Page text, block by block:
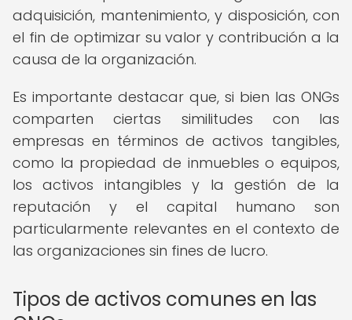
adquisición, mantenimiento, y disposición, con
el fin de optimizar su valor y contribución a la
causa de la organización.
Es importante destacar que, si bien las ONGs
comparten ciertas similitudes con las
empresas en términos de activos tangibles,
como la propiedad de inmuebles o equipos,
los activos intangibles y la gestión de la
reputación y el capital humano son
particularmente relevantes en el contexto de
las organizaciones sin fines de lucro.
Tipos de activos comunes en las